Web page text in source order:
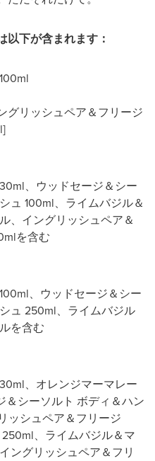
以下が含まれます：
グリッシュペア＆フリージ
、ウッドセージ＆シー
ュ 100ml、ライムバジル＆
、イングリッシュペア＆
を含む
、ウッドセージ＆シー
ュ 250ml、ライムバジル
を含む
、オレンジマーマレー
＆シーソルト ボディ＆ハン
ッシュペア＆フリージ
、ライムバジル＆マ
ングリッシュペア＆フリ